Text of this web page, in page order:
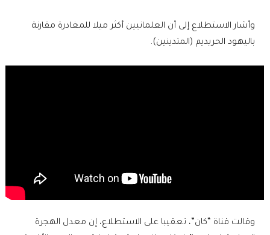
وأشار الاستطلاع إلى أن العلمانيين أكثر ميلا للمغادرة مقارنة
باليهود الحريديم (المتدينين).
وقالت قناة “كان”، تعقيبا على الاستطلاع، إن معدل الهجرة